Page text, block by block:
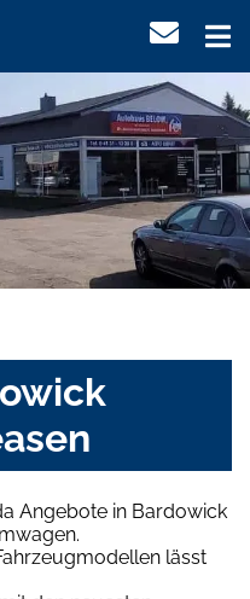
Angebote in Bardowick
lässt